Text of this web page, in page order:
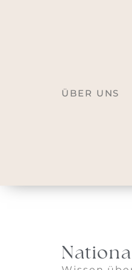
ÜBER UNS